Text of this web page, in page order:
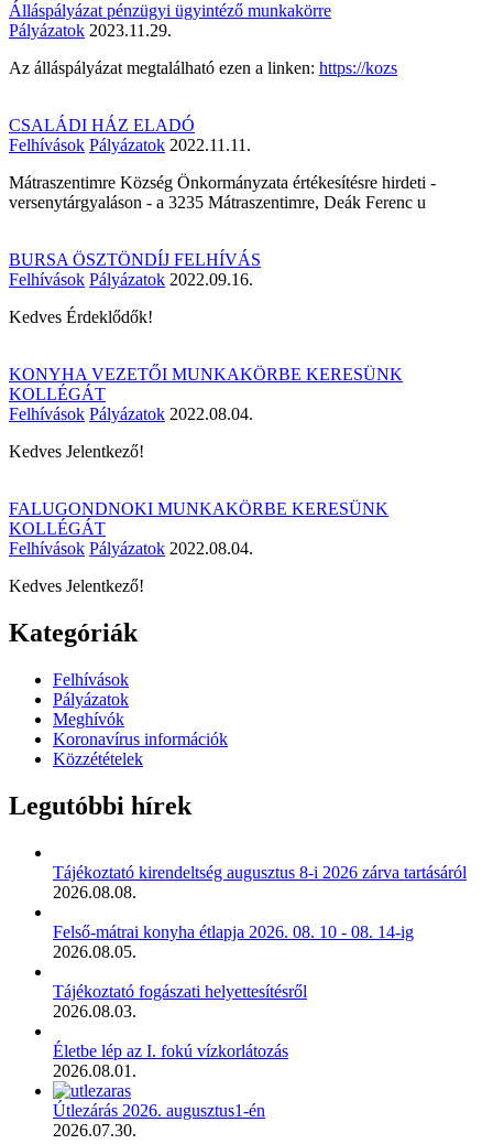
Álláspályázat pénzügyi ügyintéző munkakörre
Pályázatok 2023.11.29.
Az álláspályázat megtalálható ezen a linken: https://kozs
CSALÁDI HÁZ ELADÓ
Felhívások Pályázatok 2022.11.11.
Mátraszentimre Község Önkormányzata értékesítésre hirdeti -
versenytárgyaláson - a 3235 Mátraszentimre, Deák Ferenc u
BURSA ÖSZTÖNDÍJ FELHÍVÁS
Felhívások Pályázatok 2022.09.16.
Kedves Érdeklődők!
KONYHA VEZETŐI MUNKAKÖRBE KERESÜNK
KOLLÉGÁT
Felhívások Pályázatok 2022.08.04.
Kedves Jelentkező!
FALUGONDNOKI MUNKAKÖRBE KERESÜNK
KOLLÉGÁT
Felhívások Pályázatok 2022.08.04.
Kedves Jelentkező!
Kategóriák
Felhívások
Pályázatok
Meghívók
Koronavírus információk
Közzétételek
Legutóbbi hírek
Tájékoztató kirendeltség augusztus 8-i 2026 zárva tartásáról
2026.08.08.
Felső-mátrai konyha étlapja 2026. 08. 10 - 08. 14-ig
2026.08.05.
Tájékoztató fogászati helyettesítésről
2026.08.03.
Életbe lép az I. fokú vízkorlátozás
2026.08.01.
Útlezárás 2026. augusztus1-én
2026.07.30.